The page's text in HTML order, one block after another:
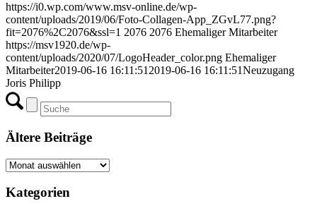
https://i0.wp.com/www.msv-online.de/wp-
content/uploads/2019/06/Foto-Collagen-App_ZGvL77.png?
fit=2076%2C2076&ssl=1 2076 2076 Ehemaliger Mitarbeiter
https://msv1920.de/wp-
content/uploads/2020/07/LogoHeader_color.png Ehemaliger
Mitarbeiter2019-06-16 16:11:51 2019-06-16 16:11:51Neuzugang
Joris Philipp
Ältere Beiträge
Ältere
Kategorien